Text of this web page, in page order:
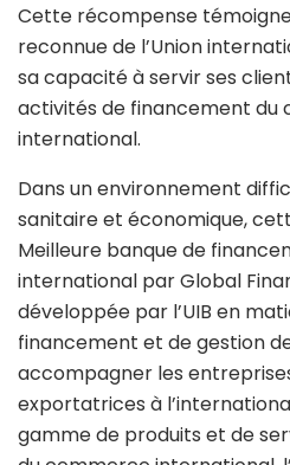
Cette récompense
reconnue de l’Union
sa capacité à servir ses
activités de financement du
international.
Dans un environnement
sanitaire et économique,
Meilleure banque de
international par Global
développée par l’UIB en
financement et de gestion
accompagner les
exportatrices à
gamme de produits et de